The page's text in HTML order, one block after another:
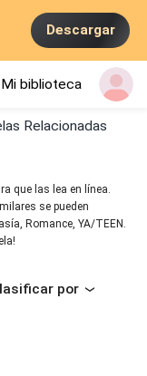
Descargar
Mi biblioteca
Relacionadas
que las lea en línea.
se pueden
Romance, YA/TEEN.
por